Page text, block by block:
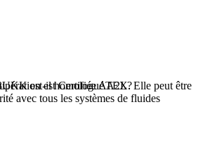
est Certifiée ATEX. Elle peut être
avec tous les systèmes de fluides
est-il homologué A2L?